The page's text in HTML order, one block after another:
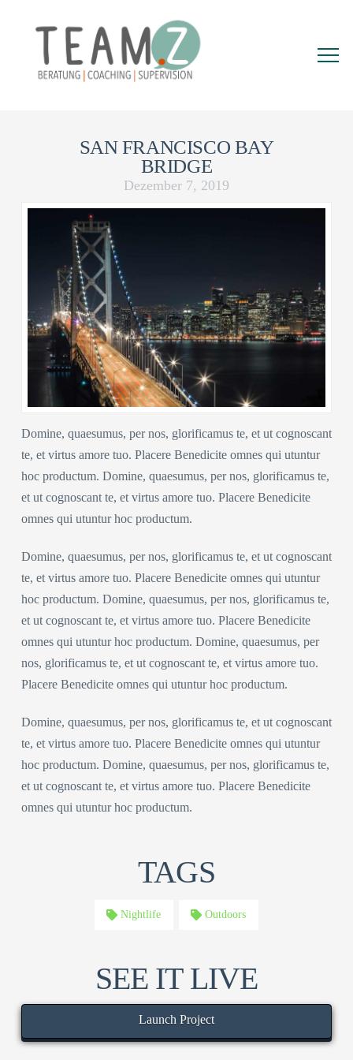
SAN FRANCISCO BAY
BRIDGE
Dezember 7, 2019
Domine, quaesumus, per nos, glorificamus te, et ut cognoscant
te, et virtus amore tuo. Placere Benedicite omnes qui utuntur
hoc productum. Domine, quaesumus, per nos, glorificamus te,
et ut cognoscant te, et virtus amore tuo. Placere Benedicite
omnes qui utuntur hoc productum.
Domine, quaesumus, per nos, glorificamus te, et ut cognoscant
te, et virtus amore tuo. Placere Benedicite omnes qui utuntur
hoc productum. Domine, quaesumus, per nos, glorificamus te,
et ut cognoscant te, et virtus amore tuo. Placere Benedicite
omnes qui utuntur hoc productum. Domine, quaesumus, per
nos, glorificamus te, et ut cognoscant te, et virtus amore tuo.
Placere Benedicite omnes qui utuntur hoc productum.
Domine, quaesumus, per nos, glorificamus te, et ut cognoscant
te, et virtus amore tuo. Placere Benedicite omnes qui utuntur
hoc productum. Domine, quaesumus, per nos, glorificamus te,
et ut cognoscant te, et virtus amore tuo. Placere Benedicite
omnes qui utuntur hoc productum.
TAGS
Nightlife Outdoors
SEE IT LIVE
Launch Project